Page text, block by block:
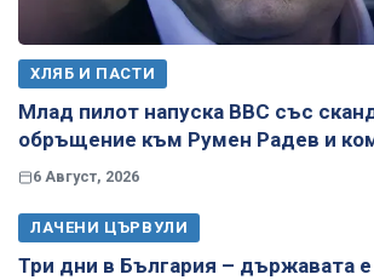
ХЛЯБ И ПАСТИ
Млад пилот напуска ВВС със
обръщение към Румен Радев и
6 Август, 2026
ЛАЧЕНИ ЦЪРВУЛИ
Три дни в България – държавата